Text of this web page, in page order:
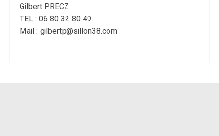
Gilbert PRECZ
TEL : 06 80 32 80 49
Mail : gilbertp@sillon38.com